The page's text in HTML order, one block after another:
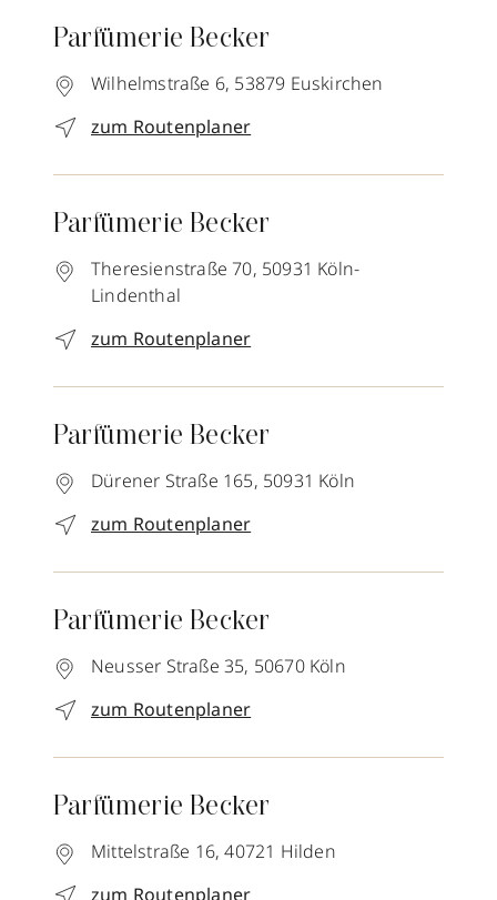
Parfümerie Becker
Wilhelmstraße 6, 53879 Euskirchen
zum Routenplaner
Parfümerie Becker
Theresienstraße 70, 50931 Köln-
Lindenthal
zum Routenplaner
Parfümerie Becker
Dürener Straße 165, 50931 Köln
zum Routenplaner
Parfümerie Becker
Neusser Straße 35, 50670 Köln
zum Routenplaner
Parfümerie Becker
Mittelstraße 16, 40721 Hilden
zum Routenplaner